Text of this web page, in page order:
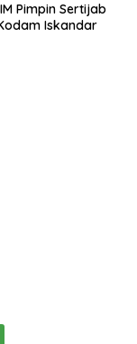
Pimpin Sertijab
Iskandar